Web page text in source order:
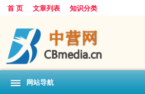
首 页 文章列表 知识分类
网站导航